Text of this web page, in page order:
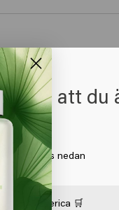
nästa dag genom
som att du
din plats nedan
of America 🛒